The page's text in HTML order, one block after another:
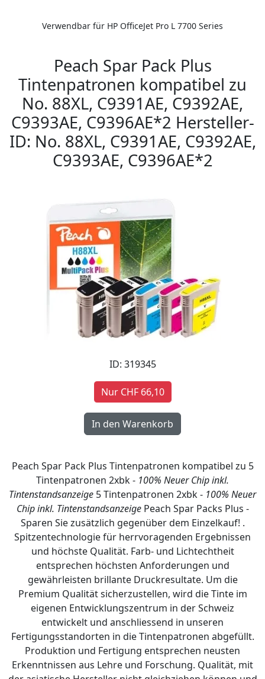
Verwendbar für HP OfficeJet Pro L 7700 Series
Peach Spar Pack Plus
Tintenpatronen kompatibel zu
No. 88XL, C9391AE, C9392AE,
C9393AE, C9396AE*2 Hersteller-
ID: No. 88XL, C9391AE, C9392AE,
C9393AE, C9396AE*2
ID: 319345
Nur CHF 66,10
Peach Spar Pack Plus Tintenpatronen kompatibel zu 5
Tintenpatronen 2xbk - 100% Neuer Chip inkl.
Tintenstandsanzeige 5 Tintenpatronen 2xbk - 100% Neuer
Chip inkl. TintenstandsanzeigePeach Spar Packs Plus -
Sparen Sie zusätzlich gegenüber dem Einzelkauf! .
Spitzentechnologie für herrvoragenden Ergebnissen
und höchste Qualität. Farb- und Lichtechtheit
entsprechen höchsten Anforderungen und
gewährleisten brillante Druckresultate. Um die
Premium Qualität sicherzustellen, wird die Tinte im
eigenen Entwicklungszentrum in der Schweiz
entwickelt und anschliessend in unseren
Fertigungsstandorten in die Tintenpatronen abgefüllt.
Produktion und Fertigung entsprechen neusten
Erkenntnissen aus Lehre und Forschung. Qualität, mit